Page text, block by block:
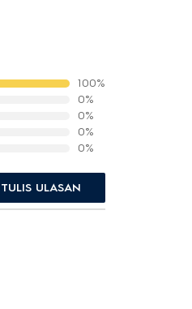
100%
0%
0%
0%
0%
TULIS ULASAN